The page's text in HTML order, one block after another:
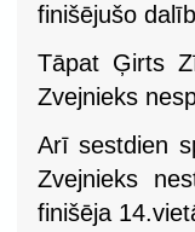
finišējušo
Tāpat Ģirts
Zvejnieks
Arī sestdien
Zvejnieks
finišēja